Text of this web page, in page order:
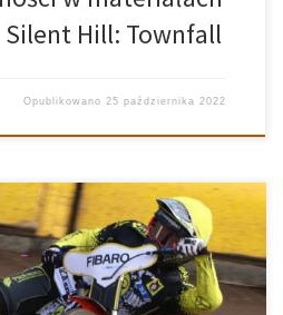
Hill: Townfall
Opublikowano 25 października 2022
dobiegł końca, a to oznacza, że
na następny sezon. Oprócz